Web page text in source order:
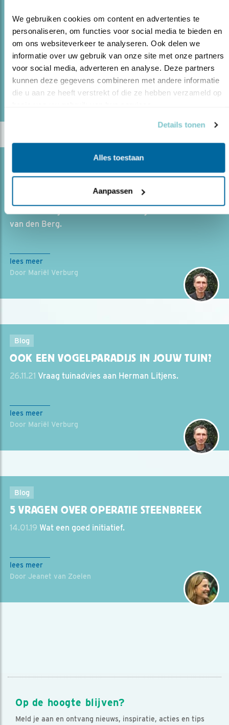
We gebruiken cookies om content en advertenties te
personaliseren, om functies voor social media te bieden en
om ons websiteverkeer te analyseren. Ook delen we
informatie over uw gebruik van onze site met onze partners
voor social media, adverteren en analyse. Deze partners
kunnen deze gegevens combineren met andere informatie
die u aan ze heeft verstrekt of die ze hebben verzameld op
Details tonen
Alles toestaan
Aanpassen
VAN BALKON TOT WILDERNIS
20.01.22Marieke Holtjer geeft advies voor een
vogelvriendelijke tuin.
lees meer
Door Mariël Verburg
“EEN TUIN ZONDER VOGELS IS ALS EEN
van den Berg.
lees meer
Door Mariël Verburg
Blog
OOK EEN VOGELPARADIJS IN JOUW TUIN?
26.11.21 Vraag tuinadvies aan Herman Litjens.
lees meer
Door Mariël Verburg
Blog
5 VRAGEN OVER OPERATIE STEENBREEK
14.01.19 Wat een goed initiatief.
lees meer
Door Jeanet van Zoelen
Op de hoogte blijven?
Meld je aan en ontvang nieuws, inspiratie, acties en tips